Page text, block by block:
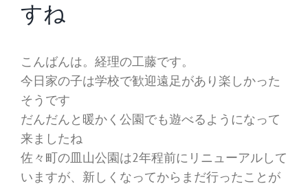
すね
こんばんは。経理の工藤です。
今日家の子は学校で歓迎遠足があり楽しかった
そうです
だんだんと暖かく公園でも遊べるようになって
来ましたね
佐々町の皿山公園は2年程前にリニューアルして
いますが、新しくなってからまだ行ったことが